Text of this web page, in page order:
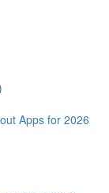
Apps for 2026